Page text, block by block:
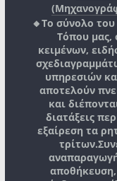
🔸Το σύνολο
Τόπου μας,
κειμένων,
υπηρεσιών
αποτελούν
και
διατάξεις
εξαίρεση τα
τρίτων.